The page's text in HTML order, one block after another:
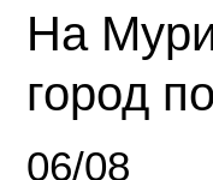
На
город
06/08